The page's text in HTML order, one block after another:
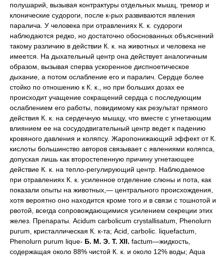
полушарий, вызывая контрактуры отдельных мышц, тремор и
клонические судороги, после к-рых развиваются явления
паралича. У человека при отравлениях К. к. судороги
наблюдаются редко, но достаточно обоснованных объяснений
такому различию в действии К. к. на животных и человека не
имеется. На дыхательный центр она действует аналогичным
образом, вызывая сперва ускоренное диспноетическое
дыхание, а потом ослабление его и паралич. Сердце более
стойко по отношению к К. к., но при больших дозах ее
происходит учащение сокращений сердца с последующим
ослаблением его работы, повидимому как результат прямого
действия К. к. на сердечную мышцу, что вместе с угнетающим
влиянием ее на сосудодвигательный центр ведет к падению
кровяного давления и коляпсу. Жаропонижающий эффект от К.
кислоты большинство авторов связывает с явлениями коляпса,
допуская лишь как второстепенную причину угнетающее
действие К. к. на тепло-регулирующий центр. Наблюдаемое
при отравлениях К. к. усиленное отделение слюны и пота, как
показали опыты на животных,— центрального происхождения,
хотя вероятно оно находится кроме того и в связи с тошнотой и
рвотой, всегда сопровождающимися усилением секреции этих
желез. Препараты. Acidum carbolicum crystallisatum, Phenolurn
purum, кристаллическая К. к-та; Acid, carbolic. liquefactum,
Phenolurn purum lique- Б. M. Э. T. XII. factum—жидкость,
содержащая около 88% чистой К. к. и около 12% воды; Aqua